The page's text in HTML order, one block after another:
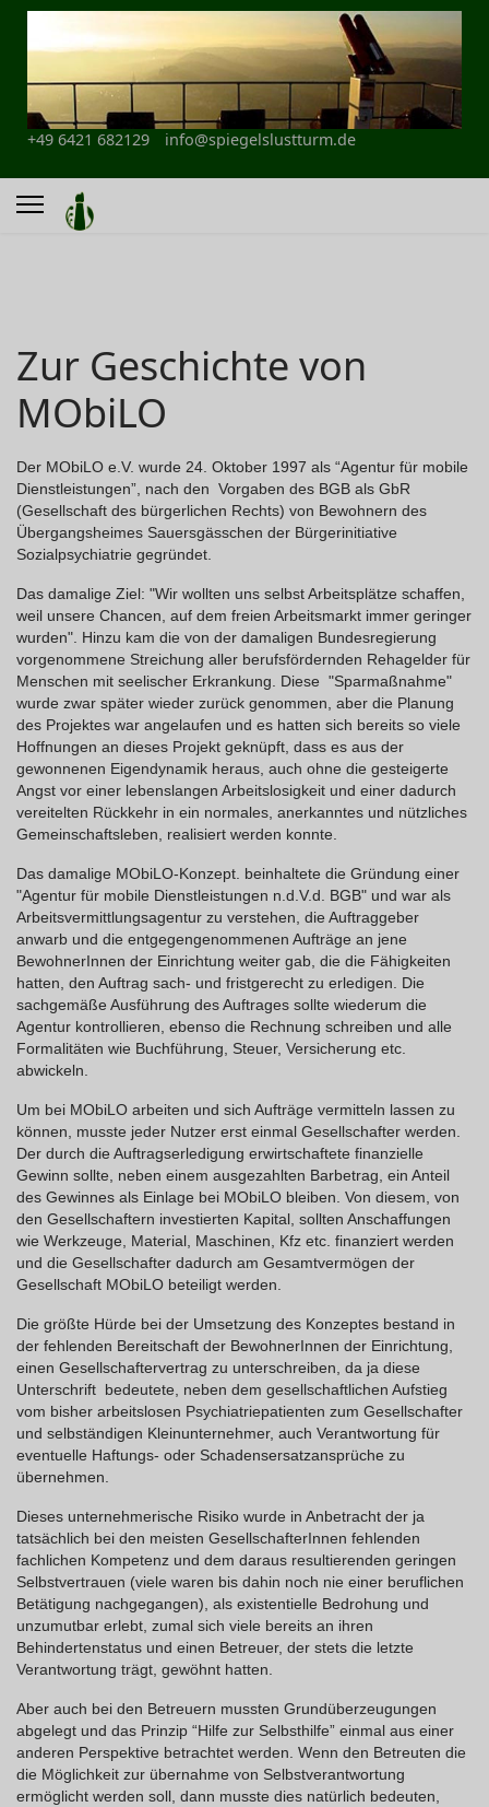
+49 6421 682129 info@spiegelslustturm.de
Zur Geschichte von
MObiLO
Der MObiLO e.V. wurde 24. Oktober 1997 als “Agentur für mobile
Dienstleistungen”, nach den Vorgaben des BGB als GbR
(Gesellschaft des bürgerlichen Rechts) von Bewohnern des
Übergangsheimes Sauersgässchen der Bürgerinitiative
Sozialpsychiatrie gegründet.
Das damalige Ziel: "Wir wollten uns selbst Arbeitsplätze schaffen,
weil unsere Chancen, auf dem freien Arbeitsmarkt immer geringer
wurden". Hinzu kam die von der damaligen Bundesregierung
vorgenommene Streichung aller berufsfördernden Rehagelder für
Menschen mit seelischer Erkrankung. Diese "Sparmaßnahme"
wurde zwar später wieder zurück genommen, aber die Planung
des Projektes war angelaufen und es hatten sich bereits so viele
Hoffnungen an dieses Projekt geknüpft, dass es aus der
gewonnenen Eigendynamik heraus, auch ohne die gesteigerte
Angst vor einer lebenslangen Arbeitslosigkeit und einer dadurch
vereitelten Rückkehr in ein normales, anerkanntes und nützliches
Gemeinschaftsleben, realisiert werden konnte.
Das damalige MObiLO-Konzept. beinhaltete die Gründung einer
"Agentur für mobile Dienstleistungen n.d.V.d. BGB" und war als
Arbeitsvermittlungsagentur zu verstehen, die Auftraggeber
anwarb und die entgegengenommenen Aufträge an jene
BewohnerInnen der Einrichtung weiter gab, die die Fähigkeiten
hatten, den Auftrag sach- und fristgerecht zu erledigen. Die
sachgemäße Ausführung des Auftrages sollte wiederum die
Agentur kontrollieren, ebenso die Rechnung schreiben und alle
Formalitäten wie Buchführung, Steuer, Versicherung etc.
abwickeln.
Um bei MObiLO arbeiten und sich Aufträge vermitteln lassen zu
können, musste jeder Nutzer erst einmal Gesellschafter werden.
Der durch die Auftragserledigung erwirtschaftete finanzielle
Gewinn sollte, neben einem ausgezahlten Barbetrag, ein Anteil
des Gewinnes als Einlage bei MObiLO bleiben. Von diesem, von
den Gesellschaftern investierten Kapital, sollten Anschaffungen
wie Werkzeuge, Material, Maschinen, Kfz etc. finanziert werden
und die Gesellschafter dadurch am Gesamtvermögen der
Gesellschaft MObiLO beteiligt werden.
Die größte Hürde bei der Umsetzung des Konzeptes bestand in
der fehlenden Bereitschaft der BewohnerInnen der Einrichtung,
einen Gesellschaftervertrag zu unterschreiben, da ja diese
Unterschrift bedeutete, neben dem gesellschaftlichen Aufstieg
vom bisher arbeitslosen Psychiatriepatienten zum Gesellschafter
und selbständigen Kleinunternehmer, auch Verantwortung für
eventuelle Haftungs- oder Schadensersatzansprüche zu
übernehmen.
Dieses unternehmerische Risiko wurde in Anbetracht der ja
tatsächlich bei den meisten GesellschafterInnen fehlenden
fachlichen Kompetenz und dem daraus resultierenden geringen
Selbstvertrauen (viele waren bis dahin noch nie einer beruflichen
Betätigung nachgegangen), als existentielle Bedrohung und
unzumutbar erlebt, zumal sich viele bereits an ihren
Behindertenstatus und einen Betreuer, der stets die letzte
Verantwortung trägt, gewöhnt hatten.
Aber auch bei den Betreuern mussten Grundüberzeugungen
abgelegt und das Prinzip “Hilfe zur Selbsthilfe” einmal aus einer
anderen Perspektive betrachtet werden. Wenn den Betreuten die
die Möglichkeit zur übernahme von Selbstverantwortung
ermöglicht werden soll, dann musste dies natürlich bedeuten,